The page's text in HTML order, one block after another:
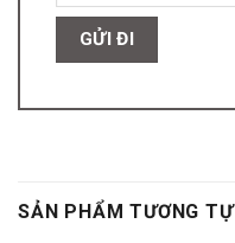
SẢN PHẨM TƯƠNG TỰ